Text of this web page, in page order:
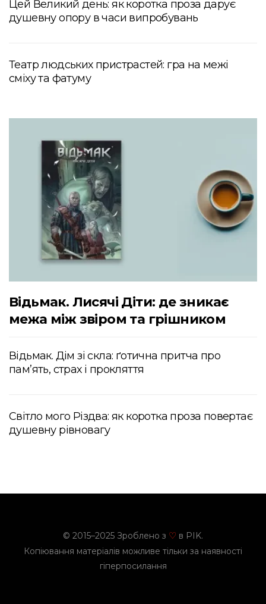
Цей Великий день: як коротка проза дарує
душевну опору в часи випробувань
Театр людських пристрастей: гра на межі
сміху та фатуму
Відьмак. Лисячі Діти: де зникає
межа між звіром та грішником
Відьмак. Дім зі скла: ґотична притча про
пам’ять, страх і прокляття
Світло мого Різдва: як коротка проза повертає
душевну рівновагу
© 2015–2025 Зроблено з ♡ в PIK.
Копіювання матеріалів можливе тільки за наявності
гіперпосилання